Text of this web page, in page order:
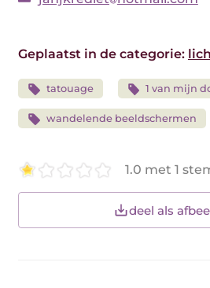
Geplaatst in de categorie:
tatouage 1 van mijn
wandelende beeldschermen
1.0 met 1
deel als